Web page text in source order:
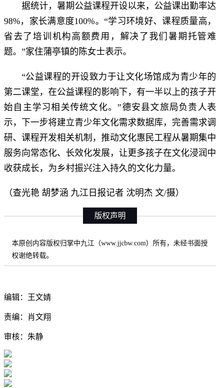
据统计，暑期公益课程开设以来，公益课出勤率达
98%，家长满意度100%。“学习环境好、课程质量高，
省去了培训机构高额费用，解决了我们暑期托管难
题。”家住蒲亭镇的陈女士表示。
“公益课程的开设致力于让文化场馆成为青少年的
第二课堂，在公益课程的影响下，有一半以上的孩子开
始自主学习相关传统文化。”德安县文旅局负责人表
示，下一步将建立青少年文化需求数据库，完善需求调
研、课程开发相关机制，推动文化惠民工程从暑期集中
服务向常态化、长效化发展，让更多孩子在文化浸润中
收获成长，为乡村振兴注入持久的文化力量。
（查光艳 胡梦涵 九江日报记者 沈明杰 文/摄）
版权声明
本原创内容版权归掌中九江（www.jjcbw.com）所有，未经书面授
权谢绝转载。
编辑：王文婧
责编：肖文翔
审核：朱静